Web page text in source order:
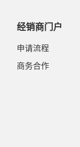
经销商门户
申请流程
商务合作